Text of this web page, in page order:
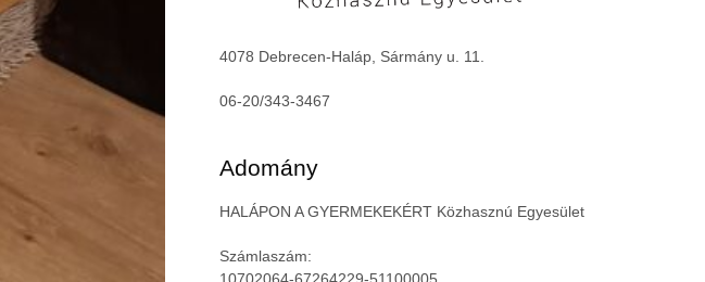
4078 Debrecen-Haláp, Sármány u. 11.
06-20/343-3467
Adomány
HALÁPON A GYERMEKEKÉRT Közhasznú Egyesület
Számlaszám: